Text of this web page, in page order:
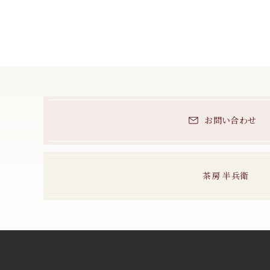
お問い合わせ
茶房 半兵衛